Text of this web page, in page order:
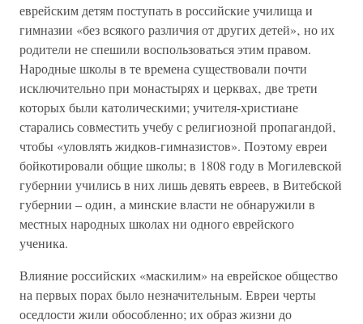
еврейским детям поступать в российские училища и
гимназии «без всякого различия от других детей»‚ но их
родители не спешили воспользоваться этим правом.
Народные школы в те времена существовали почти
исключительно при монастырях и церквах‚ две трети
которых были католическими; учителя-христиане
старались совместить учебу с религиозной пропагандой‚
чтобы «уловлять жидков-гимназистов». Поэтому евреи
бойкотировали общие школы; в 1808 году в Могилевской
губернии учились в них лишь девять евреев‚ в Витебской
губернии – один‚ а минские власти не обнаружили в
местных народных школах ни одного еврейского
ученика.
Влияние российских «маскилим» на еврейское общество
на первых порах было незначительным. Евреи черты
оседлости жили обособленно; их образ жизни до